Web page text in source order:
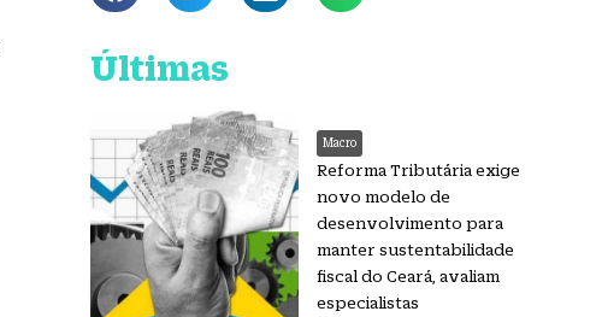
Últimas
Macro
Reforma Tributária exige
novo modelo de
desenvolvimento para
manter sustentabilidade
fiscal do Ceará, avaliam
especialistas